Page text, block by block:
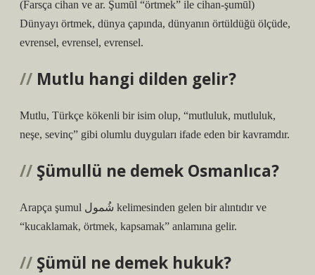
(Farsça cihan ve ar. Şumūl “örtmek” ile cihan-şumūl)
Dünyayı örtmek, dünya çapında, dünyanın örtüldüğü ölçüde,
evrensel, evrensel, evrensel.
Mutlu hangi dilden gelir?
Mutlu, Türkçe kökenli bir isim olup, “mutluluk, mutluluk,
neşe, sevinç” gibi olumlu duyguları ifade eden bir kavramdır.
Şümullü ne demek Osmanlıca?
Arapça şumul شُمول kelimesinden gelen bir alıntıdır ve
“kucaklamak, örtmek, kapsamak” anlamına gelir.
Şümül ne demek hukuk?